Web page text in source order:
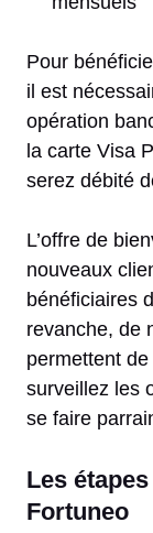
Pour
il est
opération
la carte Visa
serez débité
L’offre de
nouveaux
bénéficiaires
revanche, de
permettent
surveillez les
se faire
Les
Fortuneo